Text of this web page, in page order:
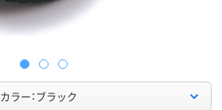
カラー：ブラック